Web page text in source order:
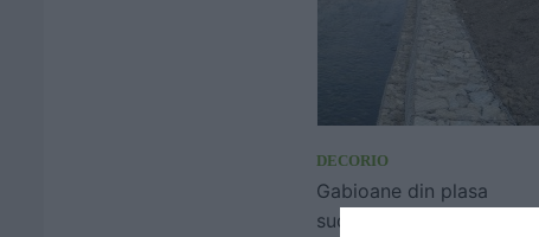
DECORIO
Gabioane din plasa
sudata, impletita pentru